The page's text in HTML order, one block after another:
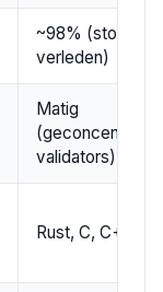
~98% (storingen
verleden)
Matig
validators)
Rust, C, C++